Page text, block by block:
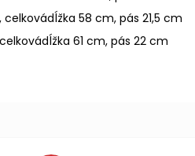
58 cm, pás 21,5 cm
61 cm, pás 22 cm